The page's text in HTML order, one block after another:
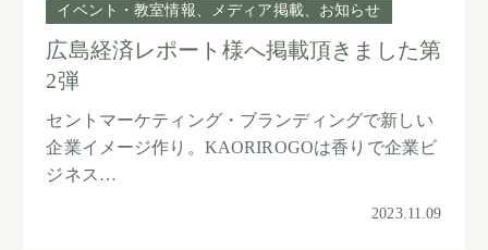
イベント・教室情報 メディア掲載 お知らせ
広島経済レポート様へ掲載頂きました第
2弾
セントマーケティング・ブランディングで新しい
企業イメージ作り。KAORIROGOは香りで企業ビ
ジネス…
2023.11.09